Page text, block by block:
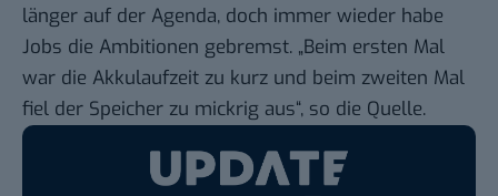
länger auf der Agenda, doch immer wieder habe
Jobs die Ambitionen gebremst. „Beim ersten Mal
war die Akkulaufzeit zu kurz und beim zweiten Mal
fiel der Speicher zu mickrig aus“, so die Quelle.